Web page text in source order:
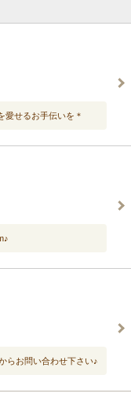
愛せるお手伝いを＊
らお問い合わせ下さい♪